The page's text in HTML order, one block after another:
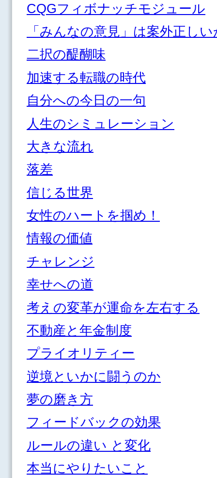
CQGフィボナッチモジュール
「みんなの意見」は案外正し
二択の醍醐味
加速する転職の時代
自分への今日の一句
人生のシミュレーション
大きな流れ
落差
信じる世界
女性のハートを掴め！
情報の価値
チャレンジ
幸せへの道
考えの変革が運命を左右する
不動産と年金制度
プライオリティー
逆境といかに闘うのか
夢の磨き方
フィードバックの効果
ルールの違い と変化
本当にやりたいこと